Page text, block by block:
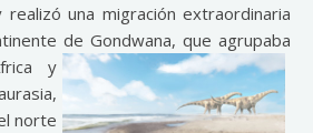
una migración extraordinaria
de Gondwana, que agrupaba
y
norte